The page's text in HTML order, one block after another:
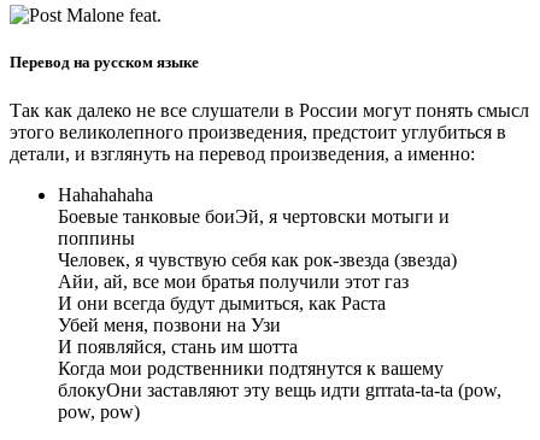
Перевод на русском языке
Так как далеко не все слушатели в России могут понять смысл
этого великолепного произведения, предстоит углубиться в
детали, и взглянуть на перевод произведения, а именно:
Hahahahaha
Боевые танковые боиЭй, я чертовски мотыги и
поппины
Человек, я чувствую себя как рок-звезда (звезда)
Айи, ай, все мои братья получили этот газ
И они всегда будут дымиться, как Раста
Убей меня, позвони на Узи
И появляйся, стань им шотта
Когда мои родственники подтянутся к вашему
блокуОни заставляют эту вещь идти grrrata-ta-ta (pow,
pow, pow)